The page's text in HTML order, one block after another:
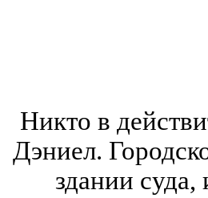
Никто в
Дэниел.
здании